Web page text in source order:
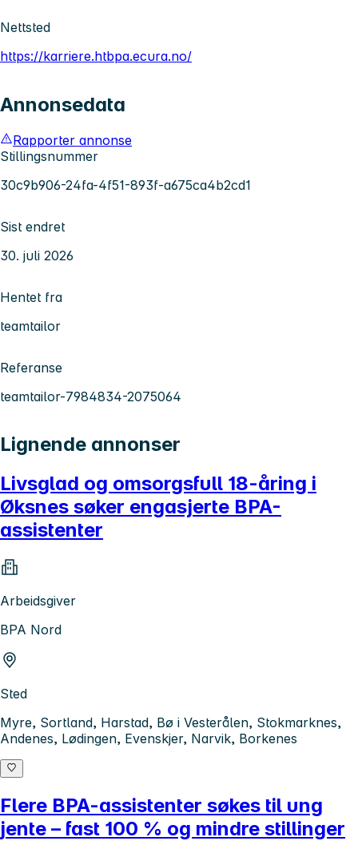
Nettsted
https://karriere.htbpa.ecura.no/
Annonsedata
Rapporter annonse
Stillingsnummer
30c9b906-24fa-4f51-893f-a675ca4b2cd1
Sist endret
30. juli 2026
Hentet fra
teamtailor
Referanse
teamtailor-7984834-2075064
Lignende annonser
Livsglad og omsorgsfull 18-åring i
Øksnes søker engasjerte BPA-
assistenter
Arbeidsgiver
BPA Nord
Sted
Myre, Sortland, Harstad, Bø i Vesterålen, Stokmarknes,
Andenes, Lødingen, Evenskjer, Narvik, Borkenes
Flere BPA-assistenter søkes til ung
jente – fast 100 % og mindre stillinger